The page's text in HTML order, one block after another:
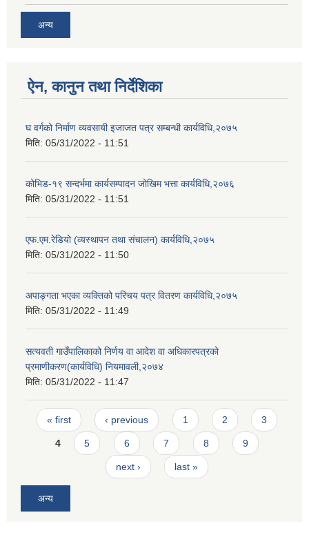
अन्य
ऐन, कानुन तथा निर्देशिका
घ वर्गको निर्माण व्यवसायी इजाजत पत्र सम्बन्धी कार्यविधि,२०७५
मिति: 05/31/2022 - 11:51
कोभिड-१९ सन्दर्भमा कार्यसम्पादन जोखिम भत्ता कार्यविधि,२०७६
मिति: 05/31/2022 - 11:51
एफ.एम.रेडियो (व्यस्थापन तथा संचालन) कार्यविधि,२०७५
मिति: 05/31/2022 - 11:50
अपाङ्गता भएका व्यक्तिको परिचय पत्र वितरण कार्यविधि,२०७५
मिति: 05/31/2022 - 11:49
सत्यवती गाउँपालिकाको निर्णय वा आदेश वा अधिकारपत्रको
प्रमाणीकरण(कार्यविधि) नियमावली,२०७४
मिति: 05/31/2022 - 11:47
Pages
« first ‹ previous 1 2 3
4 5 6 7 8 9
next › last »
अन्य